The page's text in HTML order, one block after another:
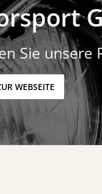
Sie
WEBSEITE